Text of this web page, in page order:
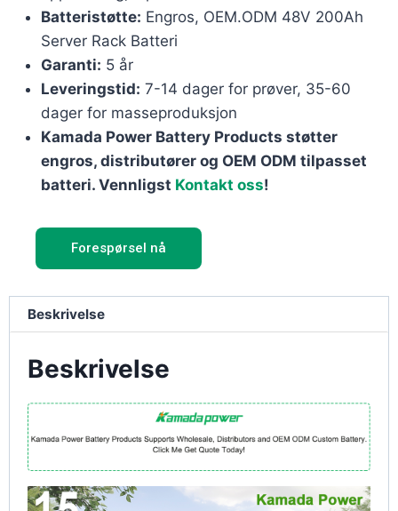
Batteristøtte: Engros, OEM.ODM 48V 200Ah
Server Rack Batteri
Garanti: 5 år
Leveringstid: 7-14 dager for prøver, 35-60
dager for masseproduksjon
Kamada Power Battery Products støtter
engros, distributører og OEM ODM tilpasset
batteri. Vennligst Kontakt oss!
Forespørsel nå
Beskrivelse
Beskrivelse